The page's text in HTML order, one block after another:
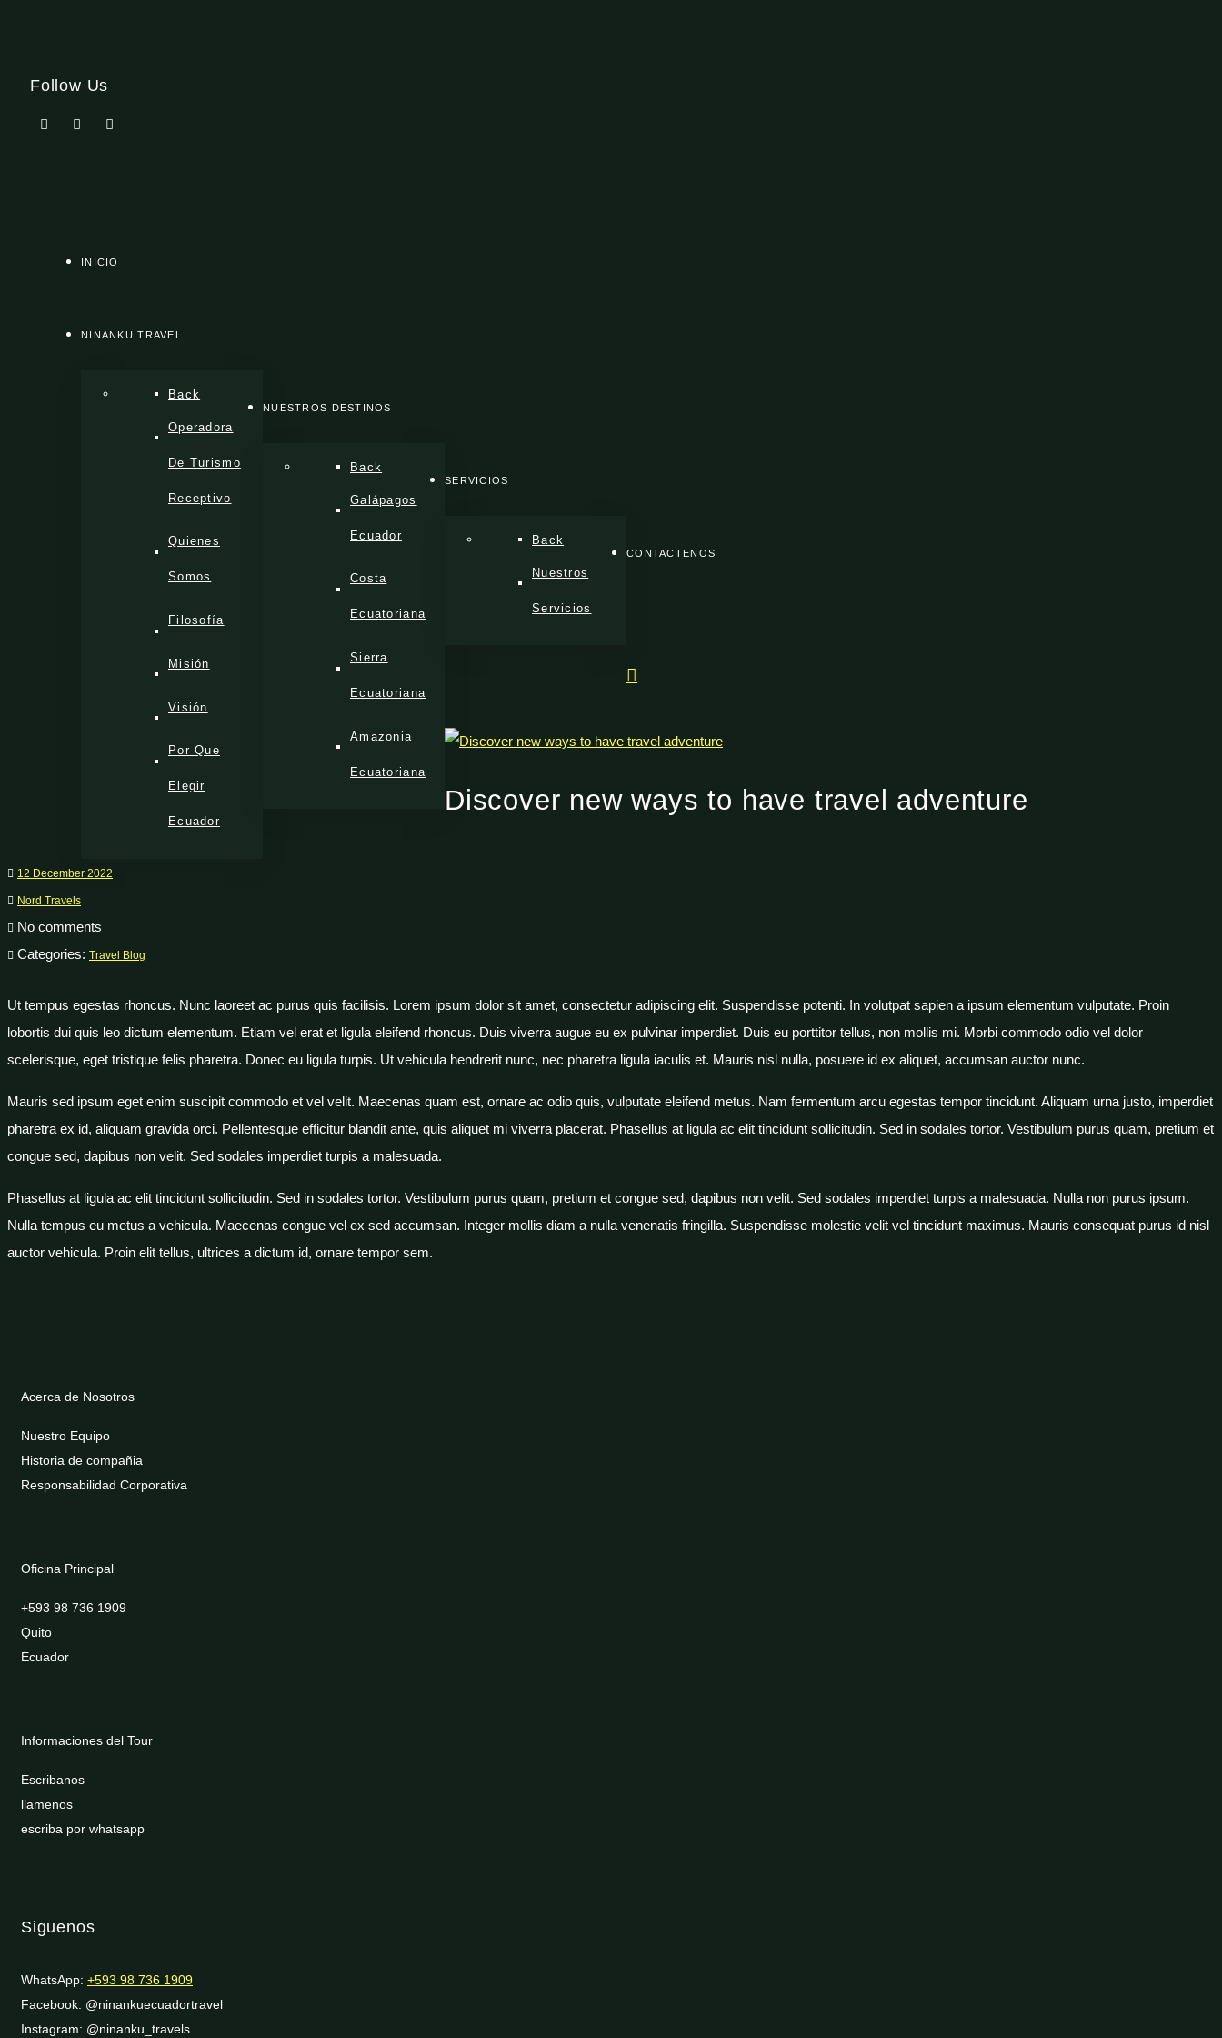
Follow Us
INICIO
NINANKU TRAVEL
Back
Operadora
De Turismo
Receptivo
Quienes
Somos
Filosofía
Misión
Visión
Por Que
Elegir
Ecuador
NUESTROS DESTINOS
Back
Galápagos
Ecuador
Costa
Ecuatoriana
Sierra
Ecuatoriana
Amazonia
Ecuatoriana
SERVICIOS
Back
Nuestros
Servicios
CONTACTENOS
Discover new ways to have travel adventure
12 December 2022
Nord Travels
No comments
Categories: Travel Blog
Ut tempus egestas rhoncus. Nunc laoreet ac purus quis facilisis. Lorem ipsum dolor sit amet, consectetur adipiscing elit. Suspendisse potenti. In volutpat sapien a ipsum elementum vulputate. Proin
lobortis dui quis leo dictum elementum. Etiam vel erat et ligula eleifend rhoncus. Duis viverra augue eu ex pulvinar imperdiet. Duis eu porttitor tellus, non mollis mi. Morbi commodo odio vel dolor
scelerisque, eget tristique felis pharetra. Donec eu ligula turpis. Ut vehicula hendrerit nunc, nec pharetra ligula iaculis et. Mauris nisl nulla, posuere id ex aliquet, accumsan auctor nunc.
Mauris sed ipsum eget enim suscipit commodo et vel velit. Maecenas quam est, ornare ac odio quis, vulputate eleifend metus. Nam fermentum arcu egestas tempor tincidunt. Aliquam urna justo, imperdiet
pharetra ex id, aliquam gravida orci. Pellentesque efficitur blandit ante, quis aliquet mi viverra placerat. Phasellus at ligula ac elit tincidunt sollicitudin. Sed in sodales tortor. Vestibulum purus quam, pretium et
congue sed, dapibus non velit. Sed sodales imperdiet turpis a malesuada.
Phasellus at ligula ac elit tincidunt sollicitudin. Sed in sodales tortor. Vestibulum purus quam, pretium et congue sed, dapibus non velit. Sed sodales imperdiet turpis a malesuada. Nulla non purus ipsum.
Nulla tempus eu metus a vehicula. Maecenas congue vel ex sed accumsan. Integer mollis diam a nulla venenatis fringilla. Suspendisse molestie velit vel tincidunt maximus. Mauris consequat purus id nisl
auctor vehicula. Proin elit tellus, ultrices a dictum id, ornare tempor sem.
Acerca de Nosotros
Nuestro Equipo
Historia de compañia
Responsabilidad Corporativa
Oficina Principal
+593 98 736 1909
Quito
Ecuador
Informaciones del Tour
Escribanos
llamenos
escriba por whatsapp
Siguenos
WhatsApp: +593 98 736 1909
Facebook: @ninankuecuadortravel
Instagram: @ninanku_travels